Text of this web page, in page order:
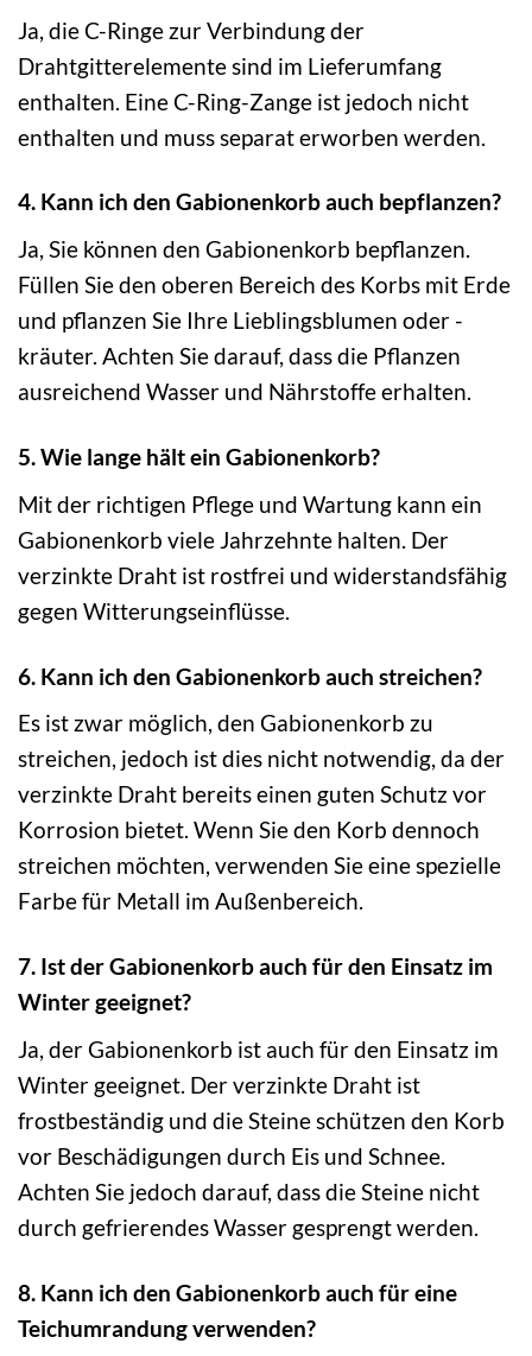
Ja, die C-Ringe zur Verbindung der
Drahtgitterelemente sind im Lieferumfang
enthalten. Eine C-Ring-Zange ist jedoch nicht
enthalten und muss separat erworben werden.
4. Kann ich den Gabionenkorb auch bepflanzen?
Ja, Sie können den Gabionenkorb bepflanzen.
Füllen Sie den oberen Bereich des Korbs mit Erde
und pflanzen Sie Ihre Lieblingsblumen oder -
kräuter. Achten Sie darauf, dass die Pflanzen
ausreichend Wasser und Nährstoffe erhalten.
5. Wie lange hält ein Gabionenkorb?
Mit der richtigen Pflege und Wartung kann ein
Gabionenkorb viele Jahrzehnte halten. Der
verzinkte Draht ist rostfrei und widerstandsfähig
gegen Witterungseinflüsse.
6. Kann ich den Gabionenkorb auch streichen?
Es ist zwar möglich, den Gabionenkorb zu
streichen, jedoch ist dies nicht notwendig, da der
verzinkte Draht bereits einen guten Schutz vor
Korrosion bietet. Wenn Sie den Korb dennoch
streichen möchten, verwenden Sie eine spezielle
Farbe für Metall im Außenbereich.
7. Ist der Gabionenkorb auch für den Einsatz im
Winter geeignet?
Ja, der Gabionenkorb ist auch für den Einsatz im
Winter geeignet. Der verzinkte Draht ist
frostbeständig und die Steine schützen den Korb
vor Beschädigungen durch Eis und Schnee.
Achten Sie jedoch darauf, dass die Steine nicht
durch gefrierendes Wasser gesprengt werden.
8. Kann ich den Gabionenkorb auch für eine
Teichumrandung verwenden?